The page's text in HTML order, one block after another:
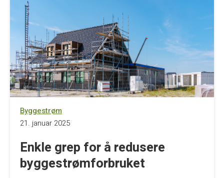
Byggestrøm
21. januar 2025
Enkle grep for å redusere
byggestrømforbruket